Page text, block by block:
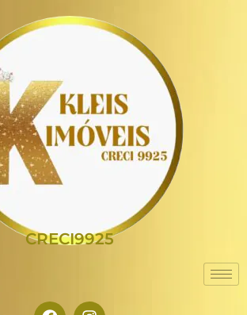
CRECI9925